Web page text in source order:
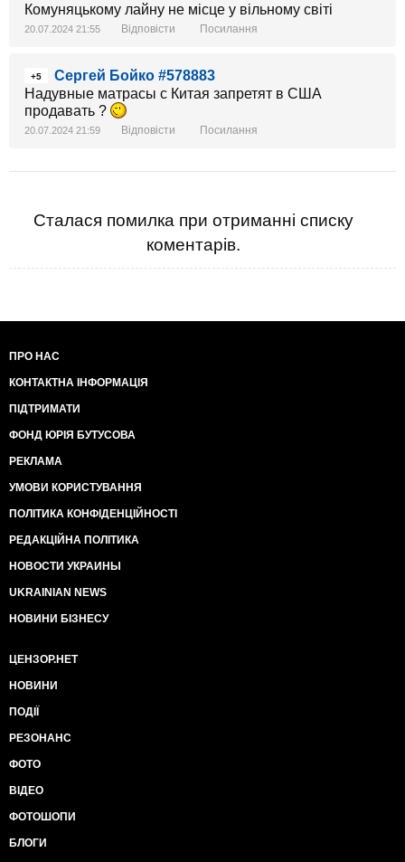
Комуняцькому лайну не місце у вільному світі
20.07.2024 21:55 Відповісти Посилання
+5
Сергей Бойко #578883
Надувные матрасы с Китая запретят в США
продавать ?
20.07.2024 21:59 Відповісти Посилання
Сталася помилка при отриманні списку
коментарів.
ПРО НАС
КОНТАКТНА ІНФОРМАЦІЯ
ПІДТРИМАТИ
ФОНД ЮРІЯ БУТУСОВА
РЕКЛАМА
УМОВИ КОРИСТУВАННЯ
ПОЛІТИКА КОНФІДЕНЦІЙНОСТІ
РЕДАКЦІЙНА ПОЛІТИКА
НОВОСТИ УКРАИНЫ
UKRAINIAN NEWS
НОВИНИ БІЗНЕСУ
ЦЕНЗОР.НЕТ
НОВИНИ
ПОДІЇ
РЕЗОНАНС
ФОТО
ВІДЕО
ФОТОШОПИ
БЛОГИ